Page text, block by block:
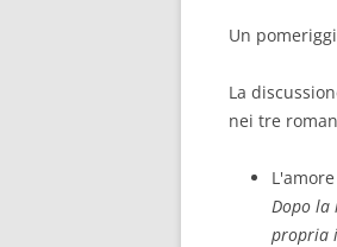
Un
La
nei tre
Dopo
propria